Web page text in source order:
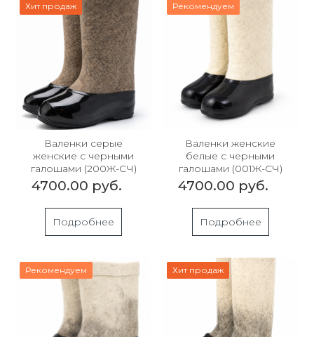
Хит продаж
Валенки серые
женские с черными
галошами (200Ж-СЧ)
4700.00 руб.
Подробнее
Рекомендуем
Валенки женские
белые с черными
галошами (001Ж-СЧ)
4700.00 руб.
Подробнее
Рекомендуем Хит продаж